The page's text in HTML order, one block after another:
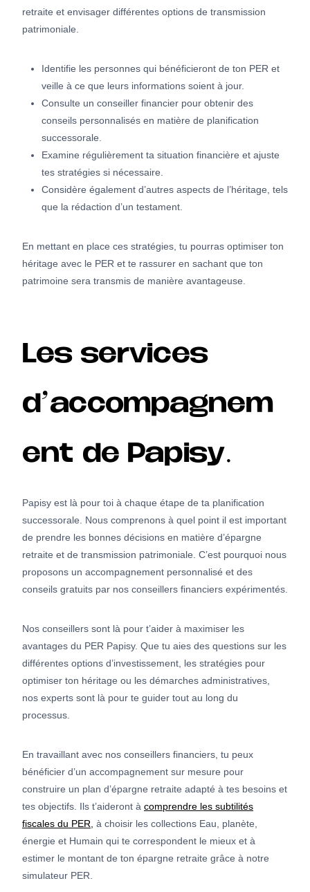
retraite et envisager différentes options de transmission
patrimoniale.
Identifie les personnes qui bénéficieront de ton PER et
veille à ce que leurs informations soient à jour.
Consulte un conseiller financier pour obtenir des
conseils personnalisés en matière de planification
successorale.
Examine régulièrement ta situation financière et ajuste
tes stratégies si nécessaire.
Considère également d’autres aspects de l’héritage, tels
que la rédaction d’un testament.
En mettant en place ces stratégies, tu pourras optimiser ton
héritage avec le PER et te rassurer en sachant que ton
patrimoine sera transmis de manière avantageuse.
Les services
d’accompagnem
ent de Papisy.
Papisy est là pour toi à chaque étape de ta planification
successorale. Nous comprenons à quel point il est important
de prendre les bonnes décisions en matière d’épargne
retraite et de transmission patrimoniale. C’est pourquoi nous
proposons un accompagnement personnalisé et des
conseils gratuits par nos conseillers financiers expérimentés.
Nos conseillers sont là pour t’aider à maximiser les
avantages du PER Papisy. Que tu aies des questions sur les
différentes options d’investissement, les stratégies pour
optimiser ton héritage ou les démarches administratives,
nos experts sont là pour te guider tout au long du
processus.
En travaillant avec nos conseillers financiers, tu peux
bénéficier d’un accompagnement sur mesure pour
construire un plan d’épargne retraite adapté à tes besoins et
tes objectifs. Ils t’aideront à comprendre les subtilités
fiscales du PER, à choisir les collections Eau, planète,
énergie et Humain qui te correspondent le mieux et à
estimer le montant de ton épargne retraite grâce à notre
simulateur PER.